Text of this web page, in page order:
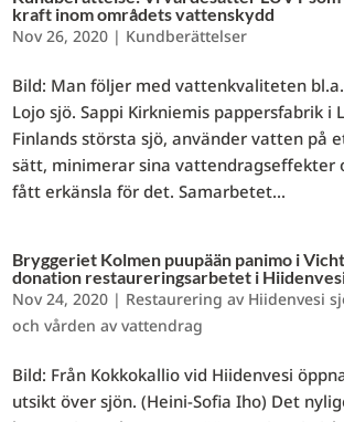
kraft inom områdets vattenskydd
Nov 26, 2020 | Kundberättelser
Bild: Man följer med vattenkvaliteten
Lojo sjö. Sappi Kirkniemis pappersfabrik i
Finlands största sjö, använder vatten på
sätt, minimerar sina vattendragseffekter
fått erkänsla för det. Samarbetet...
Bryggeriet Kolmen puupään panimo i
donation restaureringsarbetet i
Nov 24, 2020 | Restaurering av Hiidenvesi
och vården av vattendrag
Bild: Från Kokkokallio vid Hiidenvesi
utsikt över sjön. (Heini-Sofia Iho) Det